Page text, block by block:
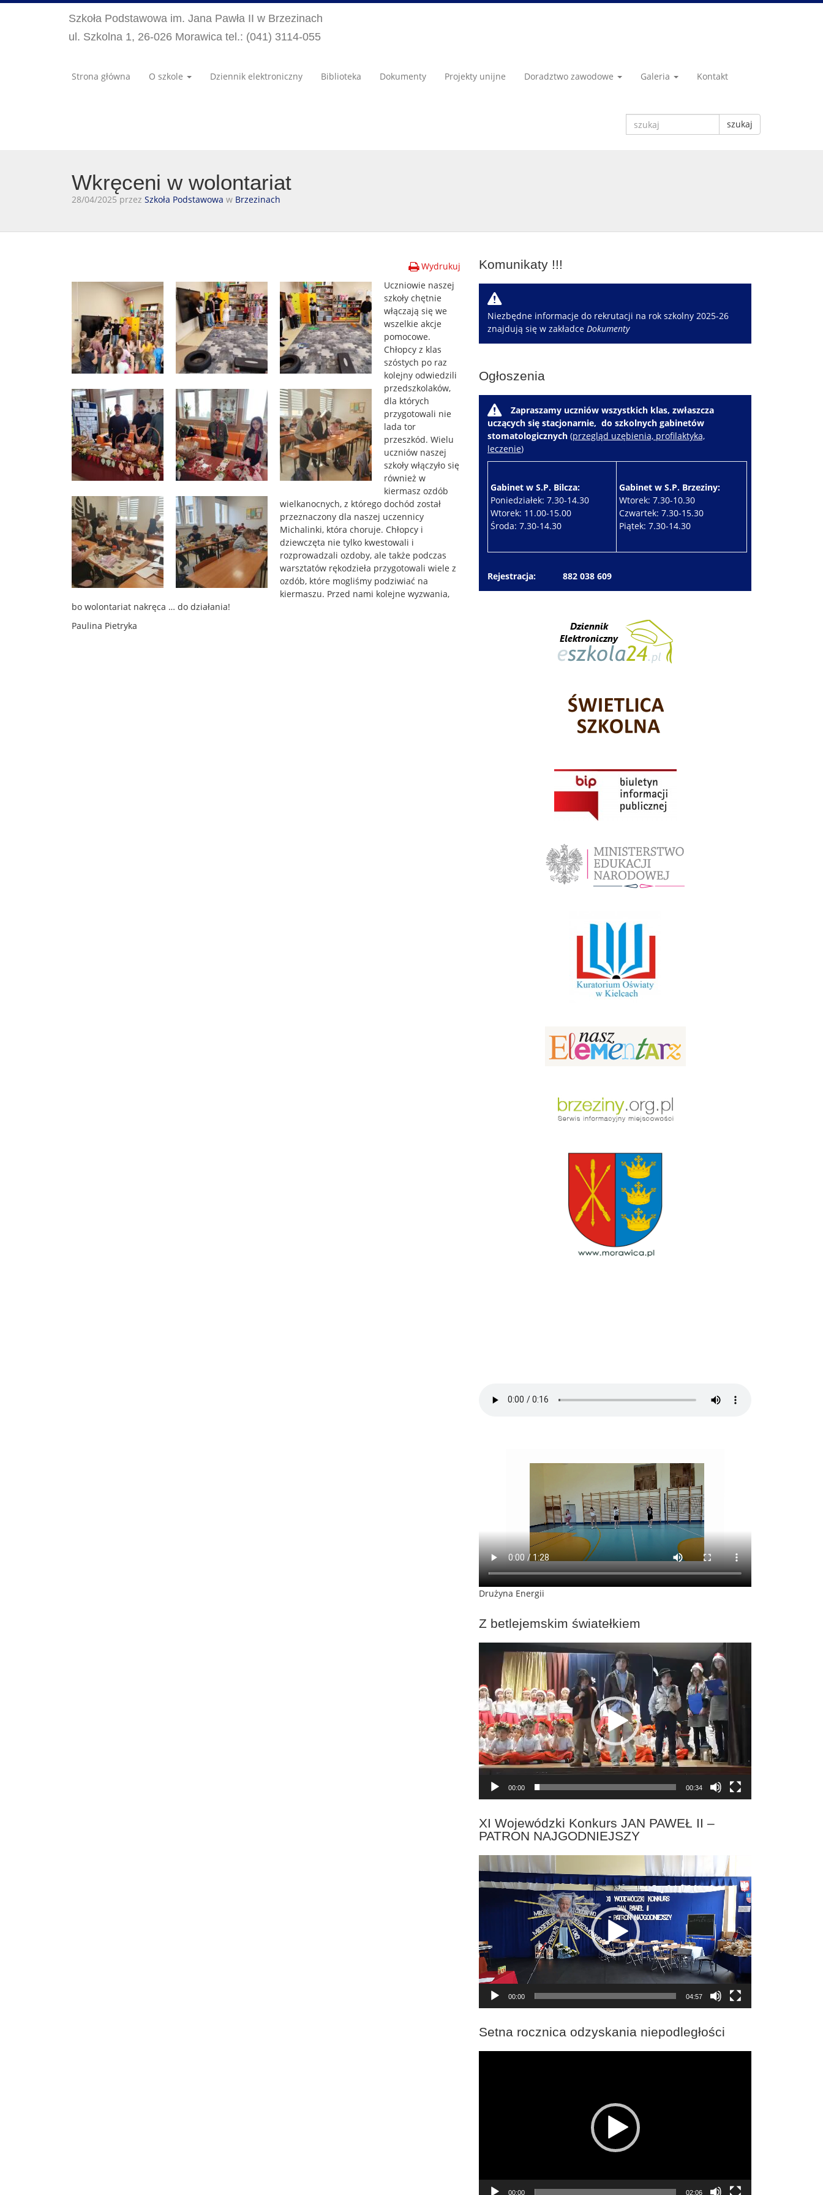
Szkoła Podstawowa im. Jana Pawła II w Brzezinach
ul. Szkolna 1, 26-026 Morawica tel.: (041) 3114-055
Strona główna O szkole Dziennik elektroniczny Biblioteka Dokumenty Projekty unijne Doradztwo zawodowe Galeria Kontakt
szukaj
Wkręceni w wolontariat
28/04/2025 przez Szkoła Podstawowa w Brzezinach
Wydrukuj
Uczniowie naszej
szkoły chętnie
włączają się we
wszelkie akcje
pomocowe.
Chłopcy z klas
szóstych po raz
kolejny odwiedzili
przedszkolaków,
dla których
przygotowali nie
lada tor
przeszkód. Wielu
uczniów naszej
szkoły włączyło się
również w
kiermasz ozdób
wielkanocnych, z którego dochód został
przeznaczony dla naszej uczennicy
Michalinki, która choruje. Chłopcy i
dziewczęta nie tylko kwestowali i
rozprowadzali ozdoby, ale także podczas
warsztatów rękodzieła przygotowali wiele z
ozdób, które mogliśmy podziwiać na
kiermaszu. Przed nami kolejne wyzwania,
bo wolontariat nakręca … do działania!
Paulina Pietryka
Komunikaty !!!
W
Niezbędne informacje do rekrutacji na rok szkolny 2025-26
znajdują się w zakładce Dokumenty
Ogłoszenia
W
Zapraszamy uczniów wszystkich klas, zwłaszcza
uczących się stacjonarnie, do szkolnych gabinetów
stomatologicznych (przegląd uzębienia, profilaktyka,
leczenie)
Gabinet w S.P. Bilcza:
Poniedziałek: 7.30-14.30
Wtorek: 11.00-15.00
Środa: 7.30-14.30
Gabinet w S.P. Brzeziny:
Wtorek: 7.30-10.30
Czwartek: 7.30-15.30
Piątek: 7.30-14.30
Rejestracja: 882 038 609
Drużyna Energii
Z betlejemskim światełkiem
Odtwarzacz
00:00 00:34
XI Wojewódzki Konkurs JAN PAWEŁ II –
PATRON NAJGODNIEJSZY
Odtwarzacz
video
00:00 04:57
Setna rocznica odzyskania niepodległości
00:00 02:06